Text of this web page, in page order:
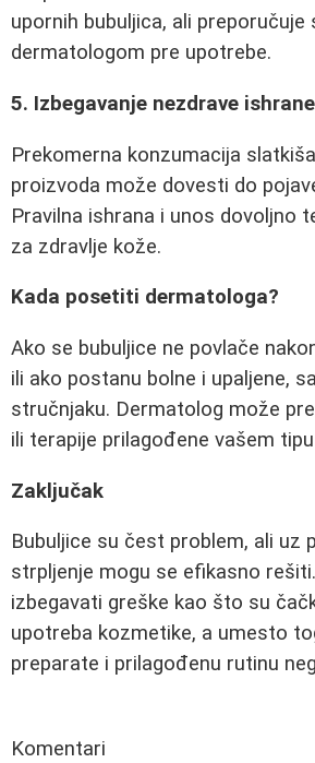
upornih bubuljica, ali
dermatologom pre upotrebe.
5. Izbegavanje nezdrave ishrane
Prekomerna konzumacija
proizvoda može dovesti do
Pravilna ishrana i unos dovoljno
za zdravlje kože.
Kada posetiti dermatologa?
Ako se bubuljice ne povlače
ili ako postanu bolne i upaljene,
stručnjaku. Dermatolog može
ili terapije prilagođene vašem
Zaključak
Bubuljice su čest problem, ali uz
strpljenje mogu se efikasno
izbegavati greške kao što su
upotreba kozmetike, a umesto
preparate i prilagođenu rutinu
Komentari